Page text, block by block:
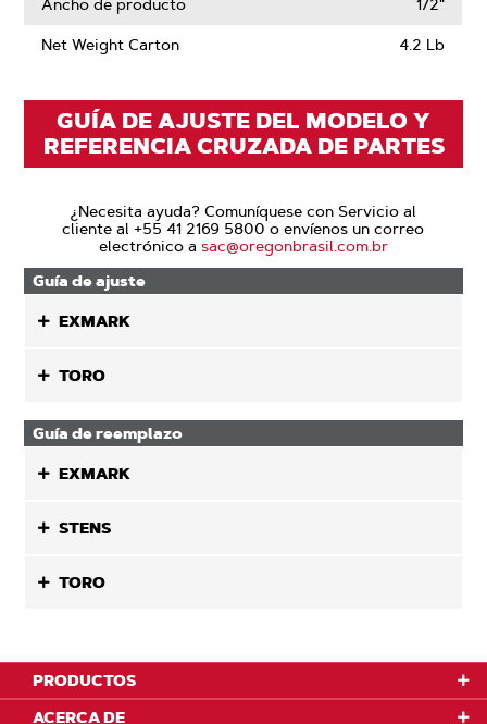
Ancho de producto 1/2"
Net Weight Carton 4.2 Lb
GUÍA DE AJUSTE DEL MODELO Y
REFERENCIA CRUZADA DE PARTES
¿Necesita ayuda? Comuníquese con Servicio al
cliente al +55 41 2169 5800 o envíenos un correo
electrónico a sac@oregonbrasil.com.br
Guía de ajuste
EXMARK
TORO
Guía de reemplazo
EXMARK
STENS
TORO
PRODUCTOS
ACERCA DE